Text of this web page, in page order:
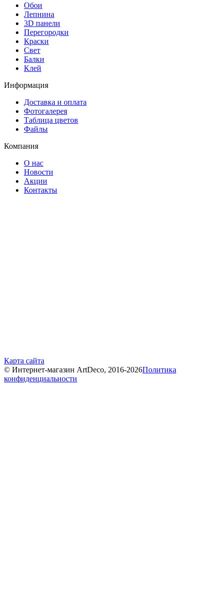
Обои
Лепнина
3D панели
Перегородки
Краски
Свет
Балки
Клей
Информация
Доставка и оплата
Фотогалерея
Таблица цветов
Файлы
Компания
О нас
Новости
Акции
Контакты
Карта сайта
© Интернет-магазин ArtDeco, 2016-2026Политика
конфиденциальности